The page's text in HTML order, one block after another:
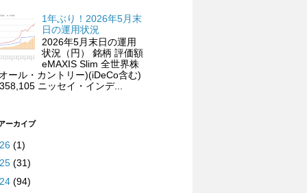
1年ぶり！2026年5月末
日の運用状況
2026年5月末日の運用
状況（円） 銘柄 評価額
eMAXIS Slim 全世界株
ール・カントリー)(iDeCo含む)
ニッセイ・インデ...
ーカイブ
(1)
(31)
(94)